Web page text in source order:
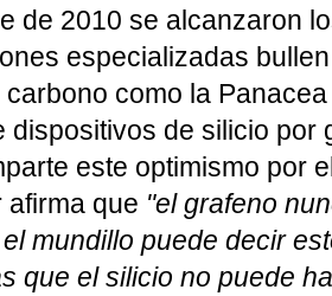
de 2010 se alcanzaron
especializadas
como la
dispositivos de silicio por
este optimismo por
afirma que "el grafeno
mundillo puede decir
que el silicio no puede